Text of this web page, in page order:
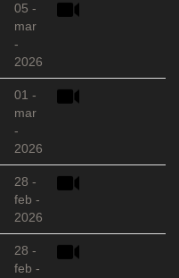
05 -
mar
-
2026
01 -
mar
-
2026
28 -
feb -
2026
28 -
feb -